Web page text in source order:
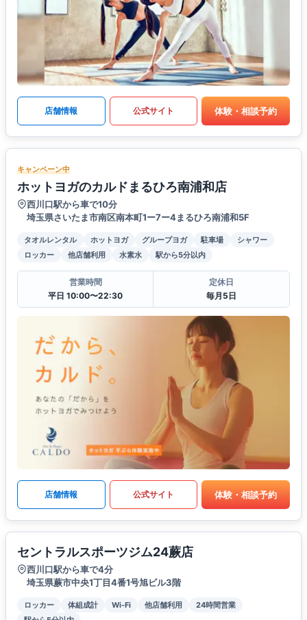
店舗情報 公式サイト 体験・相談予約
キャンペーン中
ホットヨガのカルドまるひろ南浦和店
西川口駅から車で10分
埼玉県さいたま市南区南本町1ー7ー4まるひろ南浦和5F
タオルレンタル ホットヨガ グループヨガ 駐車場
シャワー
ロッカー
他店舗利用 水素水 駅から5分以内
営業時間
平日 10:00〜22:30
定休日
毎月5日
店舗情報 公式サイト 体験・相談予約
セントラルスポーツジム24蕨店
西川口駅から車で4分
埼玉県蕨市中央1丁目4番1号旭ビル3階
ロッカー 体組成計 Wi-Fi 他店舗利用
24時間営業